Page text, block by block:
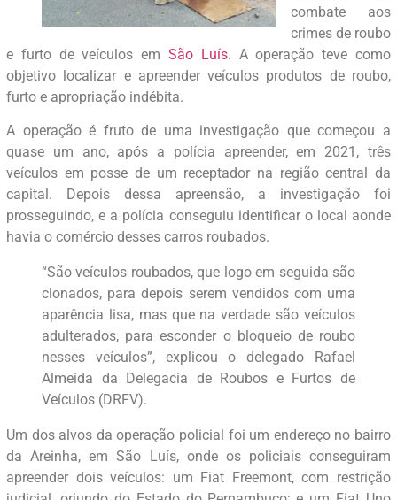
combate aos
crimes de roubo
e furto de veículos em São Luís. A operação teve como
objetivo localizar e apreender veículos produtos de roubo,
furto e apropriação indébita.
A operação é fruto de uma investigação que começou a
quase um ano, após a polícia apreender, em 2021, três
veículos em posse de um receptador na região central da
capital. Depois dessa apreensão, a investigação foi
prosseguindo, e a polícia conseguiu identificar o local aonde
havia o comércio desses carros roubados.
“São veículos roubados, que logo em seguida são
clonados, para depois serem vendidos com uma
aparência lisa, mas que na verdade são veículos
adulterados, para esconder o bloqueio de roubo
nesses veículos”, explicou o delegado Rafael
Almeida da Delegacia de Roubos e Furtos de
Veículos (DRFV).
Um dos alvos da operação policial foi um endereço no bairro
da Areinha, em São Luís, onde os policiais conseguiram
apreender dois veículos: um Fiat Freemont, com restrição